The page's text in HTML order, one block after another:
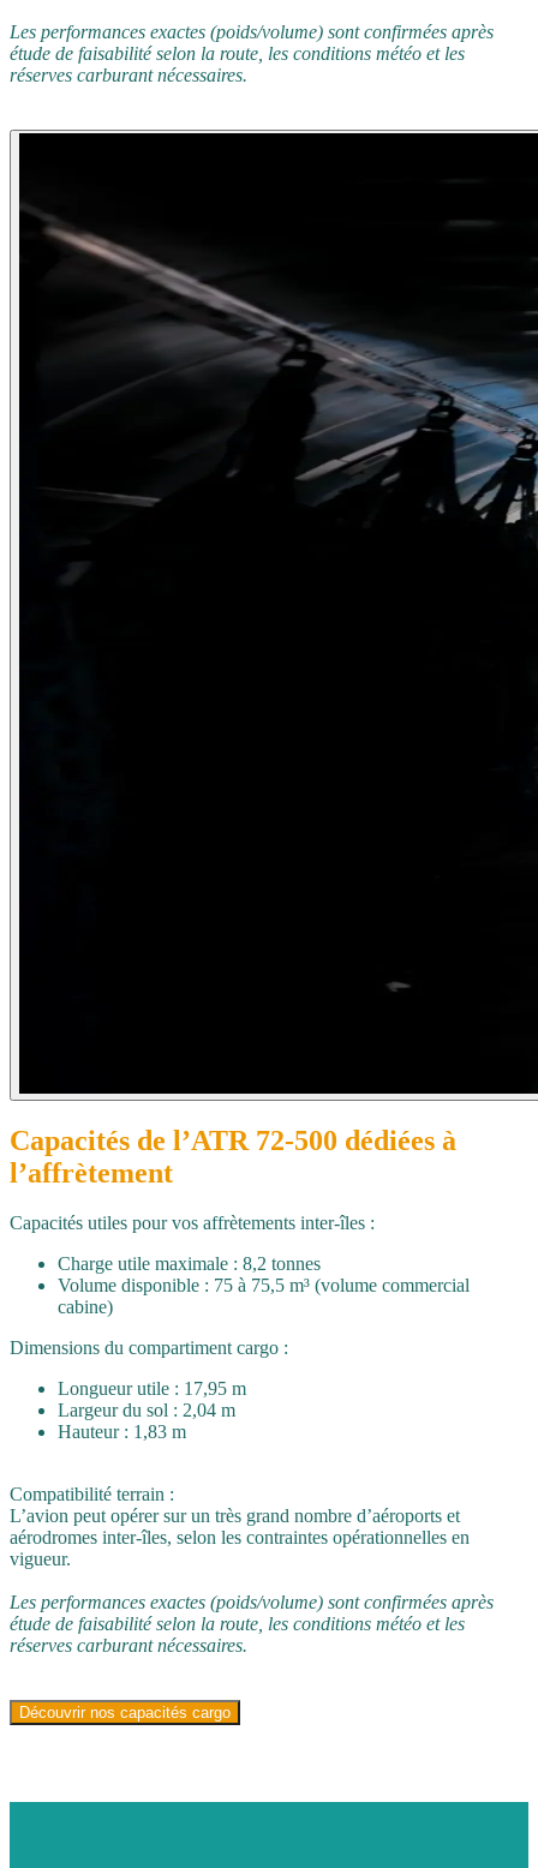
Les performances exactes (poids/volume) sont confirmées après
étude de faisabilité selon la route, les conditions météo et les
réserves carburant nécessaires.
Capacités de l’ATR 72‑500 dédiées à
l’affrètement
Capacités utiles pour vos affrètements inter‑îles :
Charge utile maximale : 8,2 tonnes
Volume disponible : 75 à 75,5 m³ (volume commercial
cabine)
Dimensions du compartiment cargo :
Longueur utile : 17,95 m
Largeur du sol : 2,04 m
Hauteur : 1,83 m
Compatibilité terrain :
L’avion peut opérer sur un très grand nombre d’aéroports et
aérodromes inter‑îles, selon les contraintes opérationnelles en
vigueur.
Les performances exactes (poids/volume) sont confirmées après
étude de faisabilité selon la route, les conditions météo et les
réserves carburant nécessaires.
Découvrir nos capacités cargo